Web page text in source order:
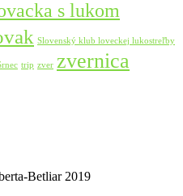
s lukom
Slovenský klub loveckej lukostreľby
trip zver zvernica
Betliar 2019